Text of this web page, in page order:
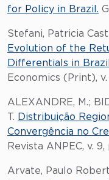
for Policy in Brazil.
Stefani, Patricia
Evolution of the
Differentials in
Economics (Print), v.
ALEXANDRE, M.;
T. Distribuição
Convergência no
Revista ANPEC, v.
Arvate, Paulo